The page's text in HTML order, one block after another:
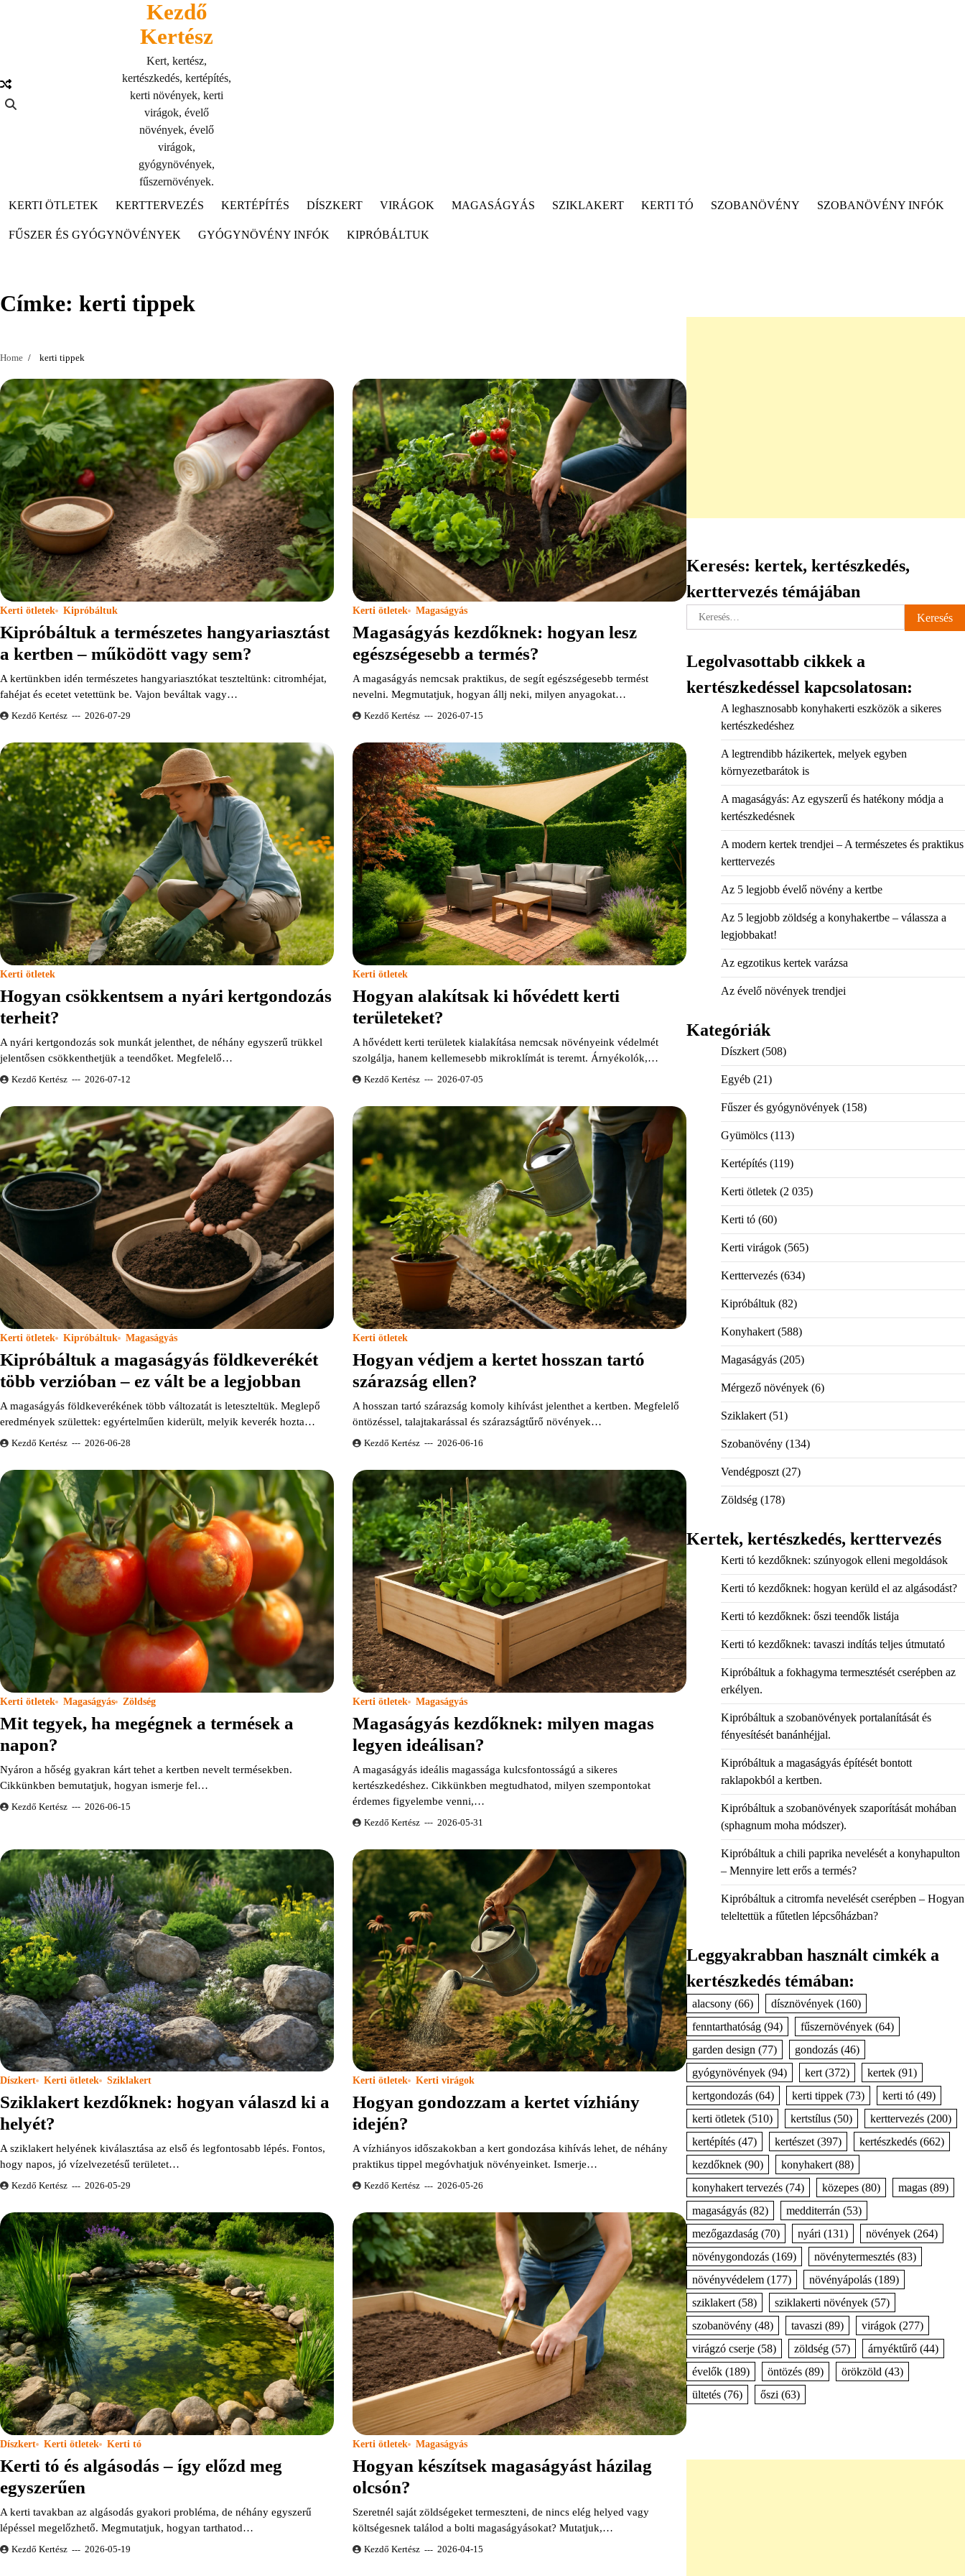
Kezdő
Kertész
Kert, kertész,
kertészkedés, kertépítés,
kerti növények, kerti
virágok, évelő
növények, évelő
virágok,
gyógynövények,
fűszernövények.
KERTI ÖTLETEK
KERTTERVEZÉS KERTÉPÍTÉS DÍSZKERT VIRÁGOK MAGASÁGYÁS SZIKLAKERT KERTI TÓ SZOBANÖVÉNY SZOBANÖVÉNY INFÓK
FŰSZER ÉS GYÓGYNÖVÉNYEK GYÓGYNÖVÉNY INFÓK KIPRÓBÁLTUK
Címke: kerti tippek
Home kerti tippek
Kerti ötletek Kipróbáltuk
Kipróbáltuk a természetes hangyariasztást
a kertben – működött vagy sem?
A kertünkben idén természetes hangyariasztókat teszteltünk: citromhéjat,
fahéjat és ecetet vetettünk be. Vajon beváltak vagy…
Kezdő Kertész 2026-07-29
Kerti ötletek Magaságyás
Magaságyás kezdőknek: hogyan lesz
egészségesebb a termés?
A magaságyás nemcsak praktikus, de segít egészségesebb termést
nevelni. Megmutatjuk, hogyan állj neki, milyen anyagokat…
Kezdő Kertész 2026-07-15
Kerti ötletek
Hogyan csökkentsem a nyári kertgondozás
terheit?
A nyári kertgondozás sok munkát jelenthet, de néhány egyszerű trükkel
jelentősen csökkenthetjük a teendőket. Megfelelő…
Kezdő Kertész 2026-07-12
Kerti ötletek
Hogyan alakítsak ki hővédett kerti
területeket?
A hővédett kerti területek kialakítása nemcsak növényeink védelmét
szolgálja, hanem kellemesebb mikroklímát is teremt. Árnyékolók,…
Kezdő Kertész 2026-07-05
Kerti ötletek Kipróbáltuk Magaságyás
Kipróbáltuk a magaságyás földkeverékét
több verzióban – ez vált be a legjobban
A magaságyás földkeverékének több változatát is leteszteltük. Meglepő
eredmények születtek: egyértelműen kiderült, melyik keverék hozta…
Kezdő Kertész 2026-06-28
Kerti ötletek
Hogyan védjem a kertet hosszan tartó
szárazság ellen?
A hosszan tartó szárazság komoly kihívást jelenthet a kertben. Megfelelő
öntözéssel, talajtakarással és szárazságtűrő növények…
Kezdő Kertész 2026-06-16
Kerti ötletek Magaságyás Zöldség
Mit tegyek, ha megégnek a termések a
napon?
Nyáron a hőség gyakran kárt tehet a kertben nevelt termésekben.
Cikkünkben bemutatjuk, hogyan ismerje fel…
Kezdő Kertész 2026-06-15
Kerti ötletek Magaságyás
Magaságyás kezdőknek: milyen magas
legyen ideálisan?
A magaságyás ideális magassága kulcsfontosságú a sikeres
kertészkedéshez. Cikkünkben megtudhatod, milyen szempontokat
érdemes figyelembe venni,…
Kezdő Kertész 2026-05-31
Díszkert Kerti ötletek Sziklakert
Sziklakert kezdőknek: hogyan válaszd ki a
helyét?
A sziklakert helyének kiválasztása az első és legfontosabb lépés. Fontos,
hogy napos, jó vízelvezetésű területet…
Kezdő Kertész 2026-05-29
Kerti ötletek Kerti virágok
Hogyan gondozzam a kertet vízhiány
idején?
A vízhiányos időszakokban a kert gondozása kihívás lehet, de néhány
praktikus tippel megóvhatjuk növényeinket. Ismerje…
Kezdő Kertész 2026-05-26
Díszkert Kerti ötletek Kerti tó
Kerti tó és algásodás – így előzd meg
egyszerűen
A kerti tavakban az algásodás gyakori probléma, de néhány egyszerű
lépéssel megelőzhető. Megmutatjuk, hogyan tarthatod…
Kezdő Kertész 2026-05-19
Kerti ötletek Magaságyás
Hogyan készítsek magaságyást házilag
olcsón?
Szeretnél saját zöldségeket termeszteni, de nincs elég helyed vagy
költségesnek találod a bolti magaságyásokat? Mutatjuk,…
Kezdő Kertész 2026-04-15
Keresés: kertek, kertészkedés,
kerttervezés témájában
Keresés:
Legolvasottabb cikkek a
kertészkedéssel kapcsolatosan:
A leghasznosabb konyhakerti eszközök a sikeres
kertészkedéshez
A legtrendibb házikertek, melyek egyben
környezetbarátok is
A magaságyás: Az egyszerű és hatékony módja a
kertészkedésnek
A modern kertek trendjei – A természetes és praktikus
kerttervezés
Az 5 legjobb évelő növény a kertbe
Az 5 legjobb zöldség a konyhakertbe – válassza a
legjobbakat!
Az egzotikus kertek varázsa
Az évelő növények trendjei
Kategóriák
Díszkert(508)
Egyéb(21)
Fűszer és gyógynövények(158)
Gyümölcs(113)
Kertépítés(119)
Kerti ötletek(2 035)
Kerti tó(60)
Kerti virágok(565)
Kerttervezés(634)
Kipróbáltuk(82)
Konyhakert(588)
Magaságyás(205)
Mérgező növények(6)
Sziklakert(51)
Szobanövény(134)
Vendégposzt(27)
Zöldség(178)
Kertek, kertészkedés, kerttervezés
Kerti tó kezdőknek: szúnyogok elleni megoldások
Kerti tó kezdőknek: hogyan kerüld el az algásodást?
Kerti tó kezdőknek: őszi teendők listája
Kerti tó kezdőknek: tavaszi indítás teljes útmutató
Kipróbáltuk a fokhagyma termesztését cserépben az
erkélyen.
Kipróbáltuk a szobanövények portalanítását és
fényesítését banánhéjjal.
Kipróbáltuk a magaságyás építését bontott
raklapokból a kertben.
Kipróbáltuk a szobanövények szaporítását mohában
(sphagnum moha módszer).
Kipróbáltuk a chili paprika nevelését a konyhapulton
– Mennyire lett erős a termés?
Kipróbáltuk a citromfa nevelését cserépben – Hogyan
teleltettük a fűtetlen lépcsőházban?
Leggyakrabban használt cimkék a
kertészkedés témában:
alacsony(66) dísznövények(160)
fenntarthatóság(94) fűszernövények(64)
garden design (77) gondozás(46)
gyógynövények(94) kert(372) kertek(91)
kertgondozás(64) kerti tippek(73) kerti tó(49)
kerti ötletek(510) kertstílus(50) kerttervezés(200)
kertépítés(47) kertészet(397) kertészkedés(662)
kezdőknek(90) konyhakert(88)
konyhakert tervezés(74) közepes(80) magas(89)
magaságyás(82) medditerrán (53)
mezőgazdaság(70) nyári (131) növények(264)
növénygondozás(169) növénytermesztés(83)
növényvédelem(177) növényápolás(189)
sziklakert(58) sziklakerti növények(57)
szobanövény(48) tavaszi (89) virágok(277)
virágzó cserje(58) zöldség(57) árnyéktűrő(44)
évelők(189) öntözés(89) örökzöld (43)
ültetés(76) őszi (63)